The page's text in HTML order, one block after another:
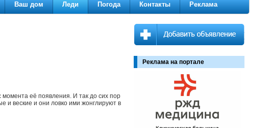
Ваш дом Леди Погода Контакты Реклама
её появления. И так до сих пор
и веские и они ловко ими жонглируют в
Реклама на портале